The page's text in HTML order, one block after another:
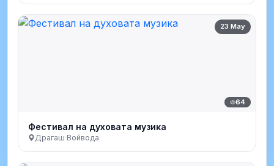
23 May
64
Фестивал на духовата музика
Драгаш Войвода